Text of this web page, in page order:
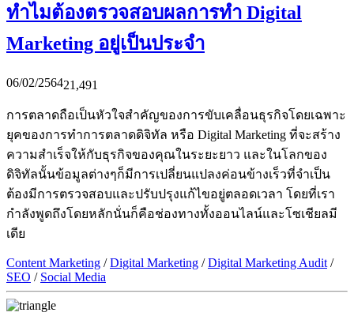
ทำไมต้องตรวจสอบผลการทำ Digital
Marketing อยู่เป็นประจำ
06/02/256421,491
การตลาดถือเป็นหัวใจสำคัญของการขับเคลื่อนธุรกิจโดยเฉพาะ
ยุคของการทำการตลาดดิจิทัล หรือ Digital Marketing ที่จะสร้าง
ความสำเร็จให้กับธุรกิจของคุณในระยะยาว และในโลกของ
ดิจิทัลนั้นข้อมูลต่างๆก็มีการเปลี่ยนแปลงค่อนข้างเร็วที่จำเป็น
ต้องมีการตรวจสอบและปรับปรุงแก้ไขอยู่ตลอดเวลา โดยที่เรา
กำลังพูดถึงโดยหลักนั่นก็คือช่องทางทั้งออนไลน์และโซเชียลมี
เดีย
Content Marketing /Digital Marketing /Digital Marketing Audit /
SEO / Social Media